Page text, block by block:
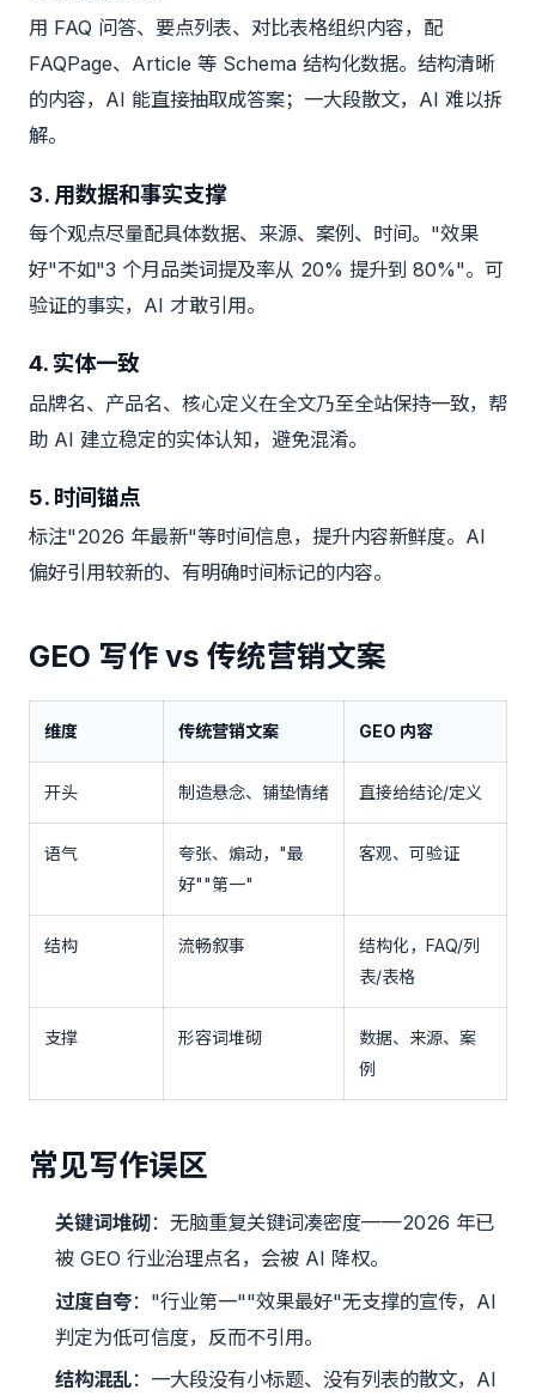
用 FAQ 问答、要点列表、对比表格组织内容，配
FAQPage、Article 等 Schema 结构化数据。结构清晰
的内容，AI 能直接抽取成答案；一大段散文，AI 难以拆
解。
3. 用数据和事实支撑
每个观点尽量配具体数据、来源、案例、时间。"效果
好"不如"3 个月品类词提及率从 20% 提升到 80%"。可
验证的事实，AI 才敢引用。
4. 实体一致
品牌名、产品名、核心定义在全文乃至全站保持一致，帮
助 AI 建立稳定的实体认知，避免混淆。
5. 时间锚点
标注"2026 年最新"等时间信息，提升内容新鲜度。AI
偏好引用较新的、有明确时间标记的内容。
GEO 写作 vs 传统营销文案
维度 传统营销文案 GEO 内容
开头 制造悬念、铺垫情绪 直接给结论/定义
语气
夸张、煽动，"最
好""第一"
客观、可验证
结构 流畅叙事
结构化，FAQ/列
表/表格
支撑 形容词堆砌
数据、来源、案
例
常见写作误区
关键词堆砌：无脑重复关键词凑密度——2026 年已
被 GEO 行业治理点名，会被 AI 降权。
过度自夸："行业第一""效果最好"无支撑的宣传，AI
判定为低可信度，反而不引用。
结构混乱：一大段没有小标题、没有列表的散文，AI